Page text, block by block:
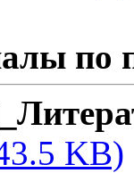
по
KB)